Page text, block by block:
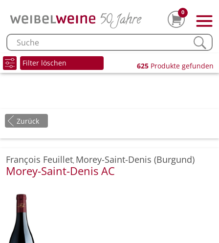
0
Filter löschen 625 Produkte gefunden
Zurück
François Feuillet, Morey-Saint-Denis (Burgund)
Morey-Saint-Denis AC